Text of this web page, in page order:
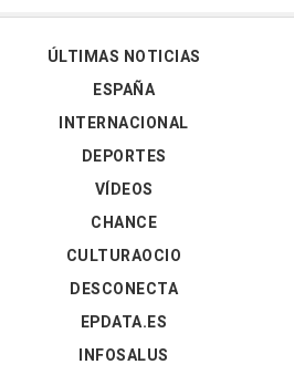
ÚLTIMAS NOTICIAS
ESPAÑA
INTERNACIONAL
DEPORTES
VÍDEOS
CHANCE
CULTURAOCIO
DESCONECTA
EPDATA.ES
INFOSALUS